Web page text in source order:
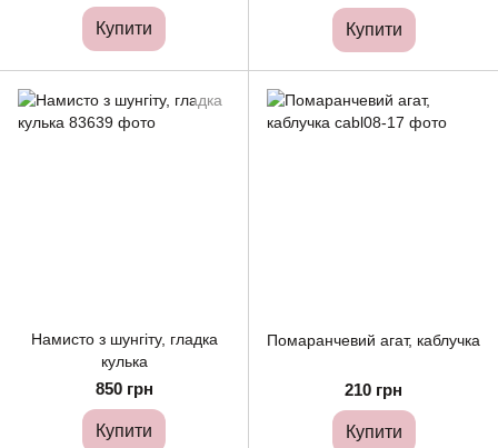
Купити Купити
Намисто з шунгіту, гладка
кулька
850 грн
Купити
Помаранчевий агат, каблучка
210 грн
Купити